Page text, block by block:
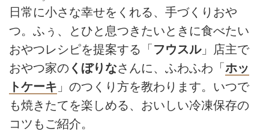
日常に小さな幸せをくれる、手づくりおや
つ。ふぅ、とひと息つきたいときに食べたい
おやつレシピを提案する「 フウスル」店主で
おやつ家の くぼりなさんに、ふわふわ「 ホッ
トケーキ 」のつくり方を教わります。いつで
も焼きたてを楽しめる、おいしい冷凍保存の
コツもご紹介。